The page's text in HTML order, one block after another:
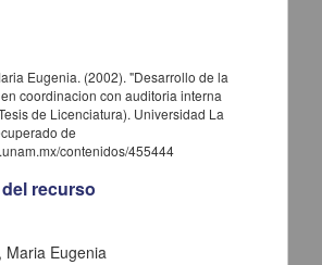
Eugenia. (2002). "Desarrollo de la
coordinacion con auditoria interna
de Licenciatura). Universidad La
de
contenidos/455444
recurso
Maria Eugenia